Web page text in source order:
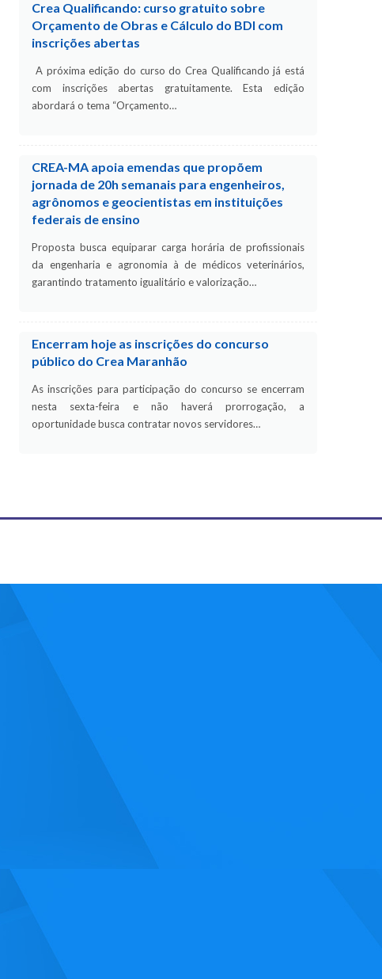
Crea Qualificando: curso gratuito sobre
Orçamento de Obras e Cálculo do BDI com
inscrições abertas
A próxima edição do curso do Crea Qualificando já está
com inscrições abertas gratuitamente. Esta edição
abordará o tema “Orçamento…
CREA-MA apoia emendas que propõem
jornada de 20h semanais para engenheiros,
agrônomos e geocientistas em instituições
federais de ensino
Proposta busca equiparar carga horária de profissionais
da engenharia e agronomia à de médicos veterinários,
garantindo tratamento igualitário e valorização…
Encerram hoje as inscrições do concurso
público do Crea Maranhão
As inscrições para participação do concurso se encerram
nesta sexta-feira e não haverá prorrogação, a
oportunidade busca contratar novos servidores…